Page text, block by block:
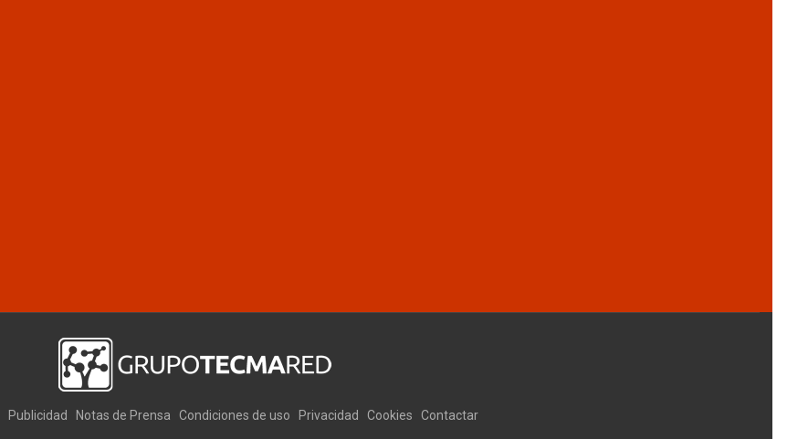
Publicidad Notas de Prensa Condiciones de uso Privacidad Cookies Contactar